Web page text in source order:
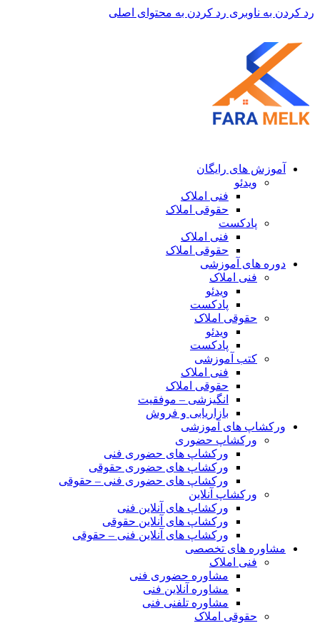
رد کردن به ناوبری رد کردن به محتوای اصلی
آموزش های رایگان
ویدئو
فنی املاک
حقوقی املاک
پادکست
فنی املاک
حقوقی املاک
دوره های آموزشی
فنی املاک
ویدئو
پادکست
حقوقی املاک
ویدئو
پادکست
کتب آموزشی
فنی املاک
حقوقی املاک
انگیزشی – موفقیت
بازاریابی و فروش
ورکشاپ های آموزشی
ورکشاپ حضوری
ورکشاپ های حضوری فنی
ورکشاپ های حضوری حقوقی
ورکشاپ های حضوری فنی – حقوقی
ورکشاپ آنلاین
ورکشاپ های آنلاین فنی
ورکشاپ های آنلاین حقوقی
ورکشاپ های آنلاین فنی – حقوقی
مشاوره های تخصصی
فنی املاک
مشاوره حضوری فنی
مشاوره آنلاین فنی
مشاوره تلفنی فنی
حقوقی املاک